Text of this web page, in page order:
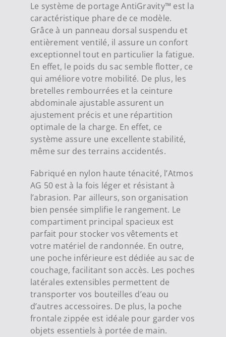
Le système de portage AntiGravity™ est la
caractéristique phare de ce modèle.
Grâce à un panneau dorsal suspendu et
entièrement ventilé, il assure un confort
exceptionnel tout en particulier la fatigue.
En effet, le poids du sac semble flotter, ce
qui améliore votre mobilité. De plus, les
bretelles rembourrées et la ceinture
abdominale ajustable assurent un
ajustement précis et une répartition
optimale de la charge. En effet, ce
système assure une excellente stabilité,
même sur des terrains accidentés.
Fabriqué en nylon haute ténacité, l’Atmos
AG 50 est à la fois léger et résistant à
l’abrasion. Par ailleurs, son organisation
bien pensée simplifie le rangement. Le
compartiment principal spacieux est
parfait pour stocker vos vêtements et
votre matériel de randonnée. En outre,
une poche inférieure est dédiée au sac de
couchage, facilitant son accès. Les poches
latérales extensibles permettent de
transporter vos bouteilles d’eau ou
d’autres accessoires. De plus, la poche
frontale zippée est idéale pour garder vos
objets essentiels à portée de main.